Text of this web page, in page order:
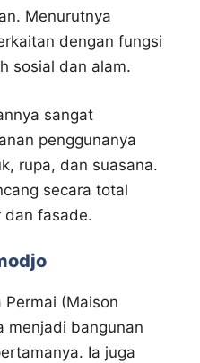
Menurutnya
dengan fungsi
sosial dan alam.
sangat
penggunanya
rupa, dan suasana.
secara total
dan fasade.
Permai (Maison
menjadi bangunan
Ia juga